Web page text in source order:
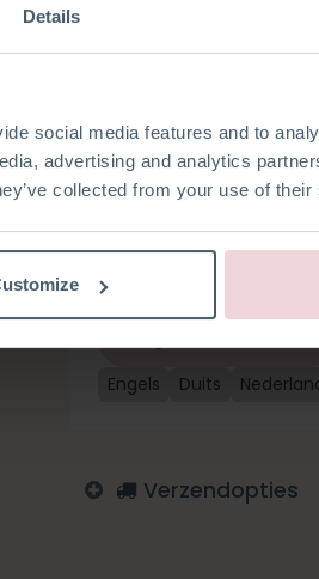
Details
social media features and to
advertising and analytics
collected from your use of
Ties is onderdeel van onze
Olivia Octopus/ Willy Walvis/
alleen schattig uit, maar
knuffelmaatje. Dit pakket
alle fournituren die nodig
Ties is ongeveer 26 cm
Engels Duits
Verzendopties